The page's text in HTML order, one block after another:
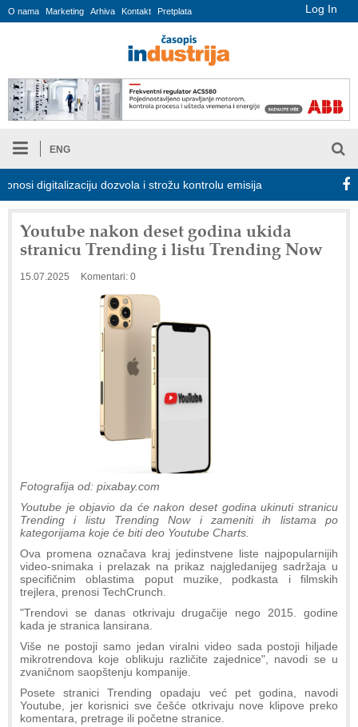
Log In
O nama Marketing Arhiva Kontakt Pretplata
ENG
digitalizaciju dozvola i strožu kontrolu emisija Proizvodnja
Youtube nakon deset godina ukida
stranicu Trending i listu Trending Now
15.07.2025 Komentari: 0
Fotografija od: pixabay.com
Youtube je objavio da će nakon deset godina ukinuti stranicu
Trending i listu Trending Now i zameniti ih listama po
kategorijama koje će biti deo Youtube Charts.
Ova promena označava kraj jedinstvene liste najpopularnijih
video-snimaka i prelazak na prikaz najgledanijeg sadržaja u
specifičnim oblastima poput muzike, podkasta i filmskih
trejlera, prenosi TechCrunch.
"Trendovi se danas otkrivaju drugačije nego 2015. godine
kada je stranica lansirana.
Više ne postoji samo jedan viralni video sada postoji hiljade
mikrotrendova koje oblikuju različite zajednice", navodi se u
zvaničnom saopštenju kompanije.
Posete stranici Trending opadaju već pet godina, navodi
Youtube, jer korisnici sve češće otkrivaju nove klipove preko
komentara, pretrage ili početne stranice.